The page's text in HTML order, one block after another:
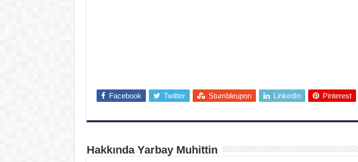
Facebook Twitter Stumbleupon LinkedIn Pinterest
Hakkında Yarbay Muhittin